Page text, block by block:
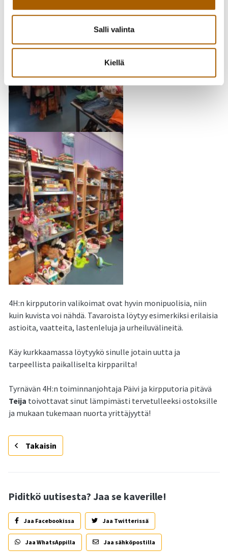
Salli valinta
Kiellä
4H:n kirpputorin valikoimat ovat hyvin monipuolisia, niin
kuin kuvista voi nähdä. Tavaroista löytyy esimerkiksi erilaisia
astioita, vaatteita, lastenleluja ja urheiluvälineitä.
Käy kurkkaamassa löytyykö sinulle jotain uutta ja
tarpeellista paikalliselta kirpparilta!
Tyrnävän 4H:n toiminnanjohtaja Päivi ja kirpputoria pitävä
Teija toivottavat sinut lämpimästi tervetulleeksi ostoksille
ja mukaan tukemaan nuorta yrittäjyyttä!
Takaisin
Piditkö uutisesta? Jaa se kaverille!
Jaa Facebookissa Jaa Twitterissä
Jaa WhatsAppilla Jaa sähköpostilla